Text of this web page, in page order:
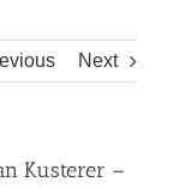
Next
Kusterer –